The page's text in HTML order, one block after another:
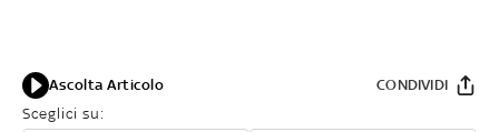
Ascolta Articolo
Sceglici su:
CONDIVIDI